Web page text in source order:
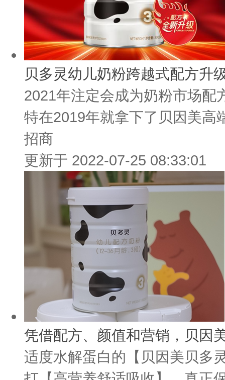
贝多灵幼儿奶粉跨越式配方升
2021年注定会成为奶粉市场配
特在2019年就拿下了贝因美高
招商
更新于 2022-07-25 08:33:01
凭借配方、颜值和营销，贝因
适度水解蛋白的【贝因美贝多